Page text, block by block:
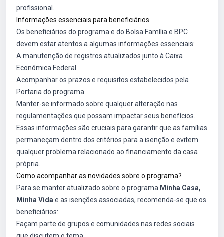
profissional.
Informações essenciais para beneficiários
Os beneficiários do programa e do Bolsa Família e BPC
devem estar atentos a algumas informações essenciais:
A manutenção de registros atualizados junto à Caixa
Econômica Federal.
Acompanhar os prazos e requisitos estabelecidos pela
Portaria do programa.
Manter-se informado sobre qualquer alteração nas
regulamentações que possam impactar seus benefícios.
Essas informações são cruciais para garantir que as famílias
permaneçam dentro dos critérios para a isenção e evitem
qualquer problema relacionado ao financiamento da casa
própria.
Como acompanhar as novidades sobre o programa?
Para se manter atualizado sobre o programa Minha Casa,
Minha Vida e as isenções associadas, recomenda-se que os
beneficiários:
Façam parte de grupos e comunidades nas redes sociais